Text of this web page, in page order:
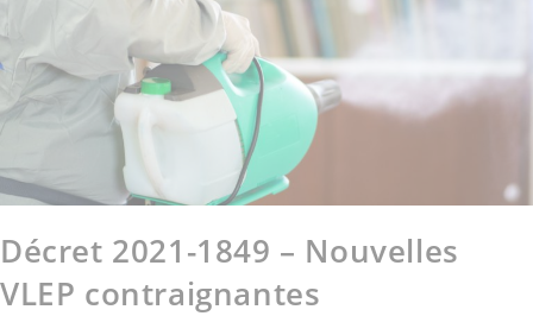
Décret 2021-1849 – Nouvelles
VLEP contraignantes